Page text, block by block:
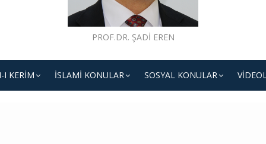
PROF.DR. ŞADI EREN
I KERIM İSLAMI KONULAR SOSYAL KONULAR